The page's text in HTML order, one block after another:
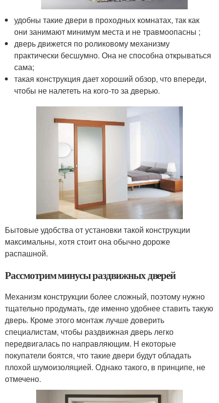
удобны такие двери в проходных комнатах, так как
они занимают минимум места и не травмоопасны ;
дверь движется по роликовому механизму
практически бесшумно. Она не способна открываться
сама;
такая конструкция дает хороший обзор, что впереди,
чтобы не налететь на кого-то за дверью.
Бытовые удобства от установки такой конструкции
максимальны, хотя стоит она обычно дороже
распашной.
Рассмотрим минусы раздвижных дверей
Механизм конструкции более сложный, поэтому нужно
тщательно продумать, где именно удобнее ставить такую
дверь. Кроме этого монтаж лучше доверить
специалистам, чтобы раздвижная дверь легко
передвигалась по направляющим. Н екоторые
покупатели боятся, что такие двери будут обладать
плохой шумоизоляцией. Однако такого, в принципе, не
отмечено.